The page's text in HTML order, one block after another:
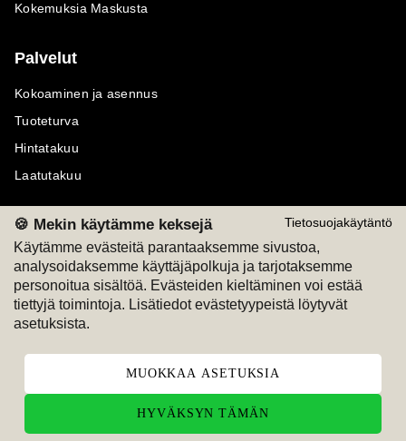
Tietosuojakäytäntö
🍪 Mekin käytämme keksejä
Käytämme evästeitä parantaaksemme sivustoa,
analysoidaksemme käyttäjäpolkuja ja tarjotaksemme
personoitua sisältöä. Evästeiden kieltäminen voi estää
tiettyjä toimintoja. Lisätiedot evästetyypeistä löytyvät
asetuksista.
MUOKKAA ASETUKSIA
HYVÄKSYN TÄMÄN
Kokemuksia Maskusta
Palvelut
Kokoaminen ja asennus
Tuoteturva
Hintatakuu
Laatutakuu
Maksutavat
M
Seuraa meitä